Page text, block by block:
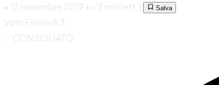
• 17 novembre 2019 • 3 min lett. | Salva
Voto Finale 8.3
✅ CONSIGLIATO